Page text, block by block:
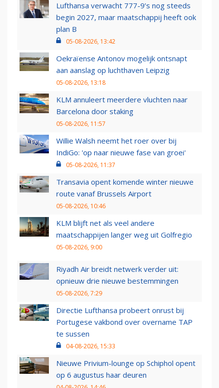
Lufthansa verwacht 777-9’s nog steeds
begin 2027, maar maatschappij heeft ook
plan B
05-08-2026, 13:42
Oekraïense Antonov mogelijk ontsnapt
aan aanslag op luchthaven Leipzig
05-08-2026, 13:18
KLM annuleert meerdere vluchten naar
Barcelona door staking
05-08-2026, 11:57
Willie Walsh neemt het roer over bij
IndiGo: 'op naar nieuwe fase van groei'
05-08-2026, 11:37
Transavia opent komende winter nieuwe
route vanaf Brussels Airport
05-08-2026, 10:46
KLM blijft net als veel andere
maatschappijen langer weg uit Golfregio
05-08-2026, 9:00
Riyadh Air breidt netwerk verder uit:
opnieuw drie nieuwe bestemmingen
05-08-2026, 7:29
Directie Lufthansa probeert onrust bij
Portugese vakbond over overname TAP
te sussen
04-08-2026, 15:33
Nieuwe Privium-lounge op Schiphol opent
op 6 augustus haar deuren